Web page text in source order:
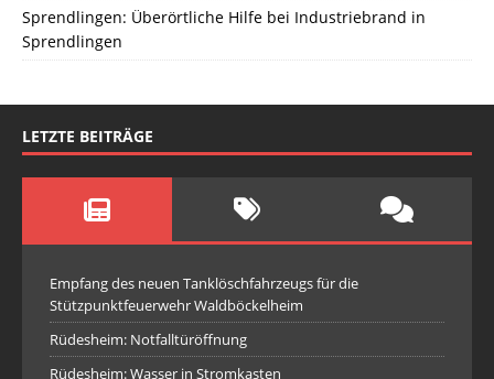
Sprendlingen: Überörtliche Hilfe bei Industriebrand in
Sprendlingen
LETZTE BEITRÄGE
Empfang des neuen Tanklöschfahrzeugs für die
Stützpunktfeuerwehr Waldböckelheim
Rüdesheim: Notfalltüröffnung
Rüdesheim: Wasser in Stromkasten